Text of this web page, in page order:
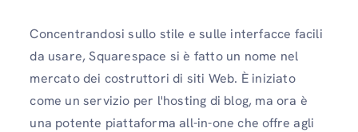
Concentrandosi sullo stile e sulle interfacce facili
da usare, Squarespace si è fatto un nome nel
mercato dei costruttori di siti Web. È iniziato
come un servizio per l'hosting di blog, ma ora è
una potente piattaforma all-in-one che offre agli